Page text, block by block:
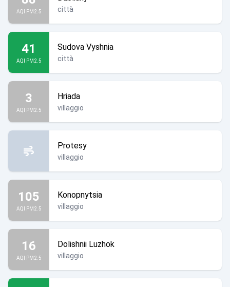
AQI PM2.5 città
41
AQI PM2.5
Sudova Vyshnia
città
3
AQI PM2.5
Hriada
villaggio
Protesy
villaggio
105
AQI PM2.5
Konopnytsia
villaggio
16
AQI PM2.5
Dolishnii Luzhok
villaggio